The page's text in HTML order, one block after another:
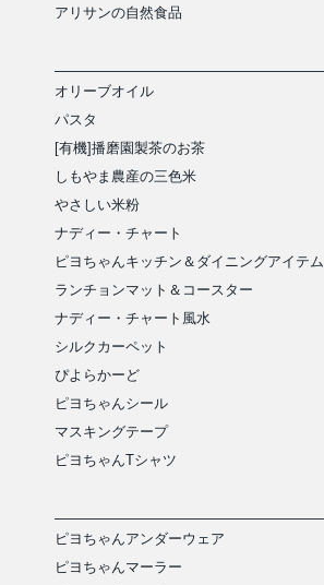
アリサンの自然食品
オリーブオイル
パスタ
[有機]播磨園製茶のお茶
しもやま農産の三色米
やさしい米粉
ナディー・チャート
ピヨちゃんキッチン＆ダイニングアイテム
ランチョンマット＆コースター
ナディー・チャート風水
シルクカーペット
ぴよらかーど
ピヨちゃんシール
マスキングテープ
ピヨちゃんTシャツ
ピヨちゃんアンダーウェア
ピヨちゃんマーラー